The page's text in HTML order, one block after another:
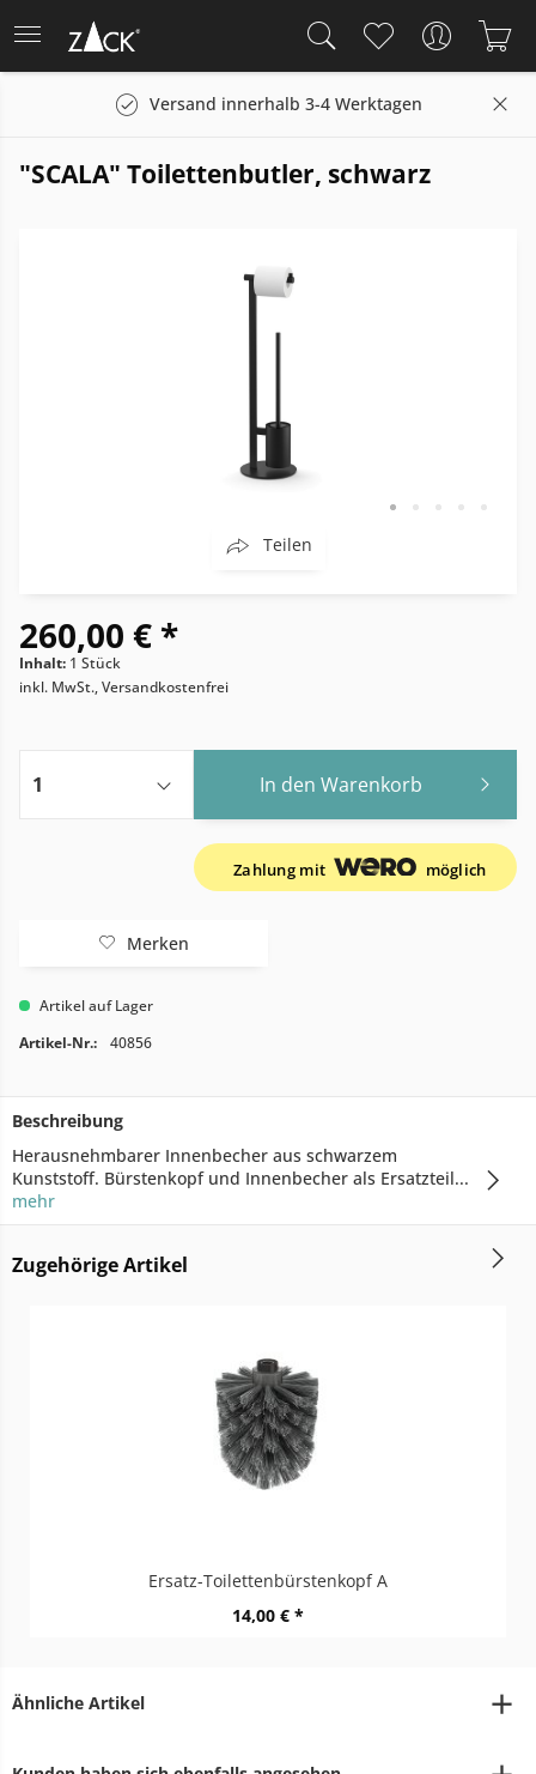
Versand innerhalb 3-4 Werktagen
"SCALA" Toilettenbutler, schwarz
Teilen
260,00 € *
Inhalt: 1 Stück
inkl. MwSt., Versandkostenfrei
In den Warenkorb
Zahlung mit möglich
Merken
Artikel auf Lager
Artikel-Nr.:
40856
Beschreibung
Herausnehmbarer Innenbecher aus schwarzem
Kunststoff. Bürstenkopf und Innenbecher als Ersatzteil...
mehr
Zugehörige Artikel
Ersatz-Toilettenbürstenkopf A
14,00 € *
Ähnliche Artikel